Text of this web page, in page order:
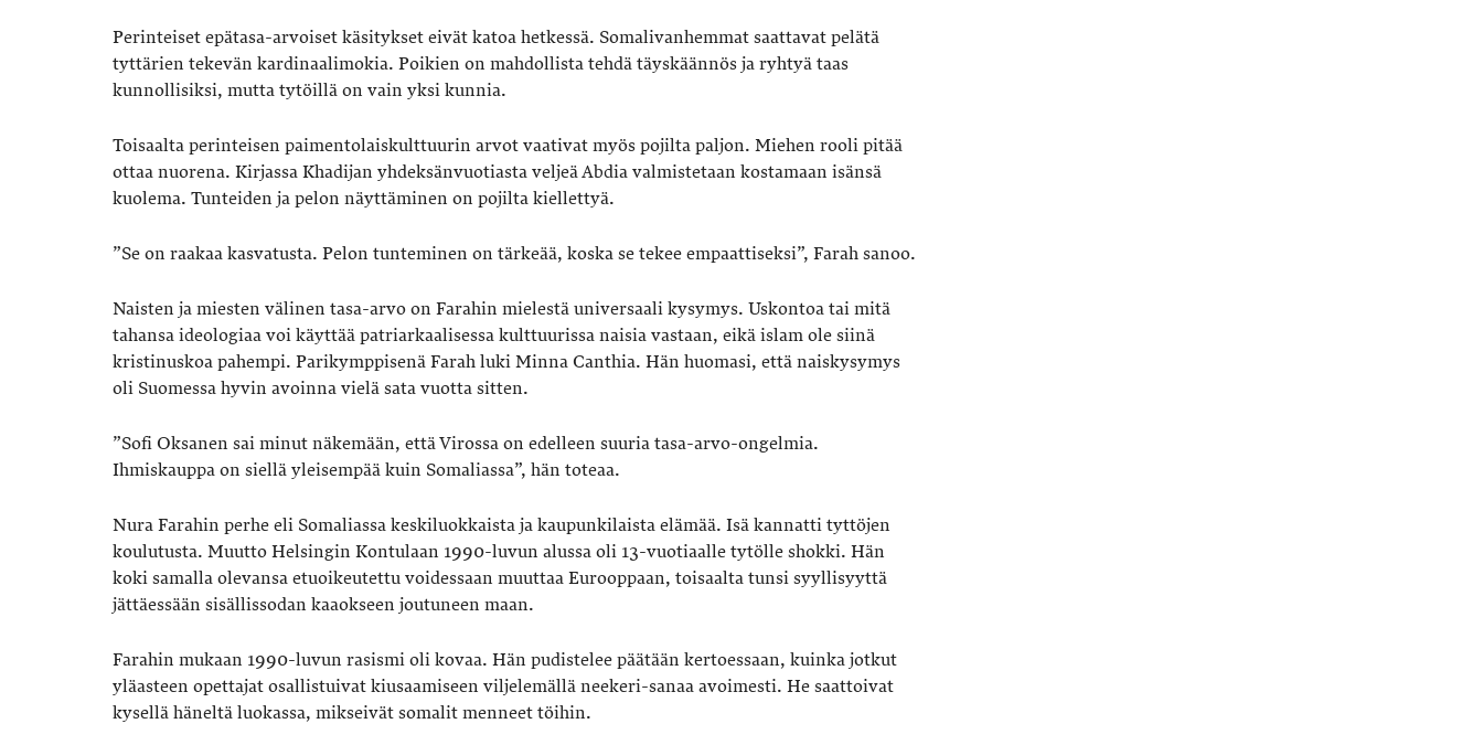
Perinteiset epätasa-arvoiset käsitykset eivät katoa hetkessä. Somalivanhemmat saattavat pelätä
tyttärien tekevän kardinaalimokia. Poikien on mahdollista tehdä täyskäännös ja ryhtyä taas
kunnollisiksi, mutta tytöillä on vain yksi kunnia.
Toisaalta perinteisen paimentolaiskulttuurin arvot vaativat myös pojilta paljon. Miehen rooli pitää
ottaa nuorena. Kirjassa Khadijan yhdeksänvuotiasta veljeä Abdia valmistetaan kostamaan isänsä
kuolema. Tunteiden ja pelon näyttäminen on pojilta kiellettyä.
”Se on raakaa kasvatusta. Pelon tunteminen on tärkeää, koska se tekee empaattiseksi”, Farah sanoo.
Naisten ja miesten välinen tasa-arvo on Farahin mielestä universaali kysymys. Uskontoa tai mitä
tahansa ideologiaa voi käyttää patriarkaalisessa kulttuurissa naisia vastaan, eikä islam ole siinä
kristinuskoa pahempi. Parikymppisenä Farah luki Minna Canthia. Hän huomasi, että naiskysymys
oli Suomessa hyvin avoinna vielä sata vuotta sitten.
”Sofi Oksanen sai minut näkemään, että Virossa on edelleen suuria tasa-arvo-ongelmia.
Ihmiskauppa on siellä yleisempää kuin Somaliassa”, hän toteaa.
Nura Farahin perhe eli Somaliassa keskiluokkaista ja kaupunkilaista elämää. Isä kannatti tyttöjen
koulutusta. Muutto Helsingin Kontulaan 1990-luvun alussa oli 13-vuotiaalle tytölle shokki. Hän
koki samalla olevansa etuoikeutettu voidessaan muuttaa Eurooppaan, toisaalta tunsi syyllisyyttä
jättäessään sisällissodan kaaokseen joutuneen maan.
Farahin mukaan 1990-luvun rasismi oli kovaa. Hän pudistelee päätään kertoessaan, kuinka jotkut
yläasteen opettajat osallistuivat kiusaamiseen viljelemällä neekeri-sanaa avoimesti. He saattoivat
kysellä häneltä luokassa, mikseivät somalit menneet töihin.